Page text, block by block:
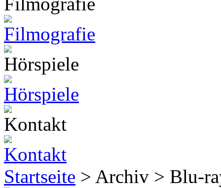
Startseite > Archiv > Blu-